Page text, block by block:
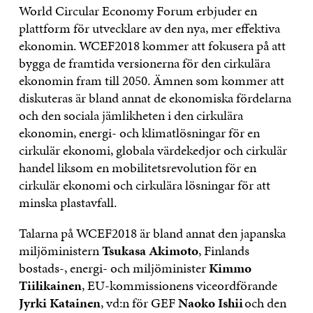
World Circular Economy Forum erbjuder en
plattform för utvecklare av den nya, mer effektiva
ekonomin. WCEF2018 kommer att fokusera på att
bygga de framtida versionerna för den cirkulära
ekonomin fram till 2050. Ämnen som kommer att
diskuteras är bland annat de ekonomiska fördelarna
och den sociala jämlikheten i den cirkulära
ekonomin, energi- och klimatlösningar för en
cirkulär ekonomi, globala värdekedjor och cirkulär
handel liksom en mobilitetsrevolution för en
cirkulär ekonomi och cirkulära lösningar för att
minska plastavfall.
Talarna på WCEF2018 är bland annat den japanska
miljöministernTsukasa Akimoto, Finlands
bostads-, energi- och miljöministerKimmo
Tiilikainen, EU-kommissionens viceordförande
Jyrki Katainen, vd:n för GEFNaoko Ishiioch den